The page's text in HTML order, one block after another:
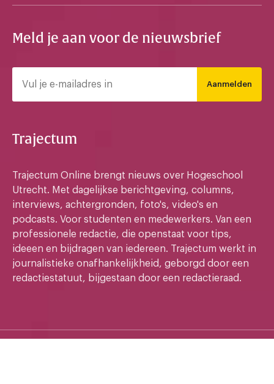
Meld je aan voor de nieuwsbrief
Aanmelden
Trajectum
Trajectum Online brengt nieuws over Hogeschool
Utrecht. Met dagelijkse berichtgeving, columns,
interviews, achtergronden, foto's, video's en
podcasts. Voor studenten en medewerkers. Van een
professionele redactie, die openstaat voor tips,
ideeen en bijdragen van iedereen. Trajectum werkt in
journalistieke onafhankelijkheid, geborgd door een
redactiestatuut, bijgestaan door een redactieraad.